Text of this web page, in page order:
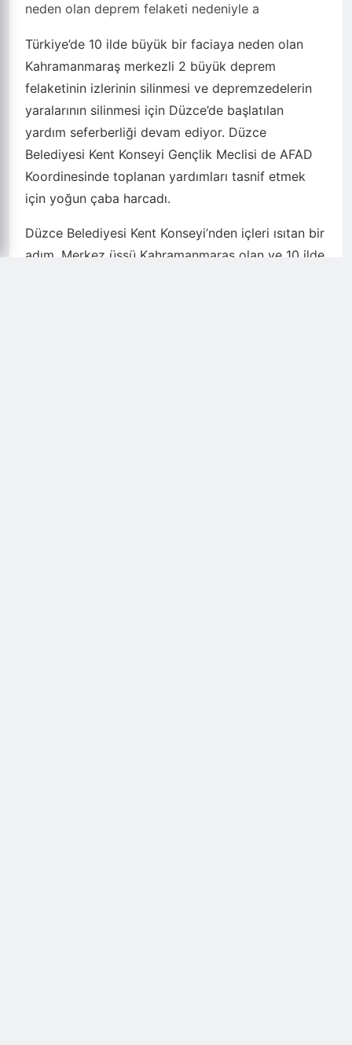
neden olan deprem felaketi nedeniyle a
Türkiye’de 10 ilde büyük bir faciaya neden olan
Kahramanmaraş merkezli 2 büyük deprem
felaketinin izlerinin silinmesi ve depremzedelerin
yaralarının silinmesi için Düzce’de başlatılan
yardım seferberliği devam ediyor. Düzce
Belediyesi Kent Konseyi Gençlik Meclisi de AFAD
Koordinesinde toplanan yardımları tasnif etmek
için yoğun çaba harcadı.
Düzce Belediyesi Kent Konseyi’nden içleri ısıtan bir
adım. Merkez üssü Kahramanmaraş olan ve 10 ilde